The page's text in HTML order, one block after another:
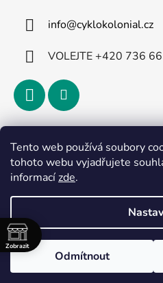
Tento web používá soubory
tohoto webu vyjadřujete
informacízde.
Odmítnout
info@cyklokolonial.cz
VOLEJTE +420 736
Přijímáme online
Vytvořil
Copyright 2026
vyhrazena.Upravit
Zobrazit